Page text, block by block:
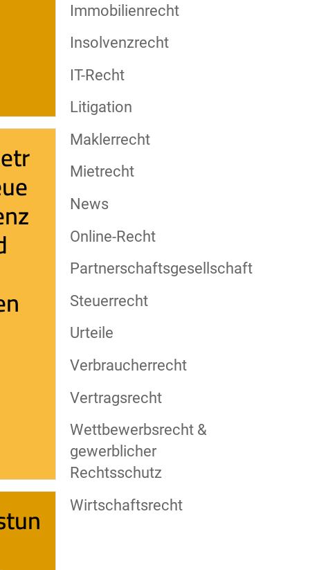
Immobilienrecht
Insolvenzrecht
IT-Recht
Litigation
Maklerrecht
Mietrecht
News
Online-Recht
Partnerschaftsgesellschaft
Steuerrecht
Urteile
Verbraucherrecht
Vertragsrecht
Wettbewerbsrecht &
gewerblicher
Rechtsschutz
Wirtschaftsrecht